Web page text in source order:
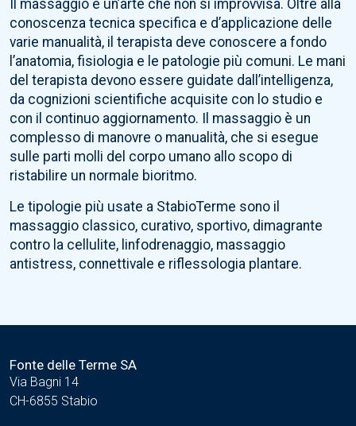
Il massaggio è un’arte che non si improvvisa. Oltre alla
conoscenza tecnica specifica e d’applicazione delle
varie manualità, il terapista deve conoscere a fondo
l’anatomia, fisiologia e le patologie più comuni. Le mani
del terapista devono essere guidate dall’intelligenza,
da cognizioni scientifiche acquisite con lo studio e
con il continuo aggiornamento. Il massaggio è un
complesso di manovre o manualità, che si esegue
sulle parti molli del corpo umano allo scopo di
ristabilire un normale bioritmo.
Le tipologie più usate a StabioTerme sono il
massaggio classico, curativo, sportivo, dimagrante
contro la cellulite, linfodrenaggio, massaggio
antistress, connettivale e riflessologia plantare.
Fonte delle Terme SA
Via Bagni 14
CH-6855 Stabio